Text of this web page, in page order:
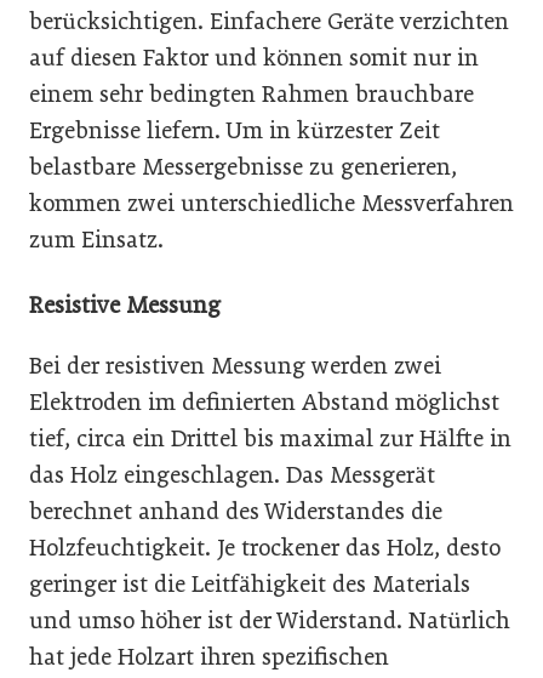
berücksichtigen. Einfachere Geräte verzichten
auf diesen Faktor und können somit nur in
einem sehr bedingten Rahmen brauchbare
Ergebnisse liefern. Um in kürzester Zeit
belastbare Messergebnisse zu generieren,
kommen zwei unterschiedliche Messverfahren
zum Einsatz.
Resistive Messung
Bei der resistiven Messung werden zwei
Elektroden im definierten Abstand möglichst
tief, circa ein Drittel bis maximal zur Hälfte in
das Holz eingeschlagen. Das Messgerät
berechnet anhand des Widerstandes die
Holzfeuchtigkeit. Je trockener das Holz, desto
geringer ist die Leitfähigkeit des Materials
und umso höher ist der Widerstand. Natürlich
hat jede Holzart ihren spezifischen